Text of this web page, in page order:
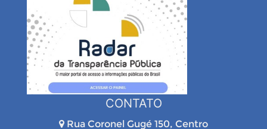
CONTATO
Rua Coronel Gugé 150, Centro